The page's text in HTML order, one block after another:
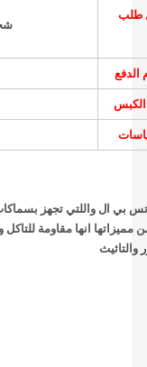
طلب
الدفع
مميزاتها انها مقاومة